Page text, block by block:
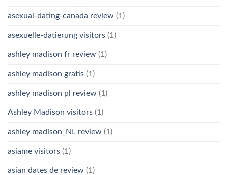
asexual-dating-canada review (1)
asexuelle-datierung visitors (1)
ashley madison fr review (1)
ashley madison gratis (1)
ashley madison pl review (1)
Ashley Madison visitors (1)
ashley madison_NL review (1)
asiame visitors (1)
asian dates de review (1)